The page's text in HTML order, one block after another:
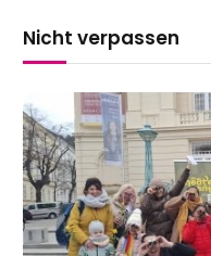
Nicht verpassen